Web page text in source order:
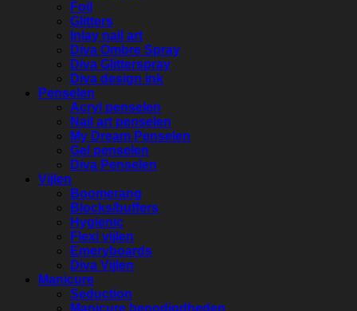
Foil
Glitters
Inlay nail art
Diva Ombre Spray
Diva Glitterspray
Diva design ink
Penselen
Acryl penselen
Nail art penselen
My Dream Penselen
Gel penselen
Diva Penselen
Vijlen
Boomerang
Blocks/buffers
Hygienic
Flexi vijlen
Emeryboards
Diva Vijlen
Manicure
Seduction